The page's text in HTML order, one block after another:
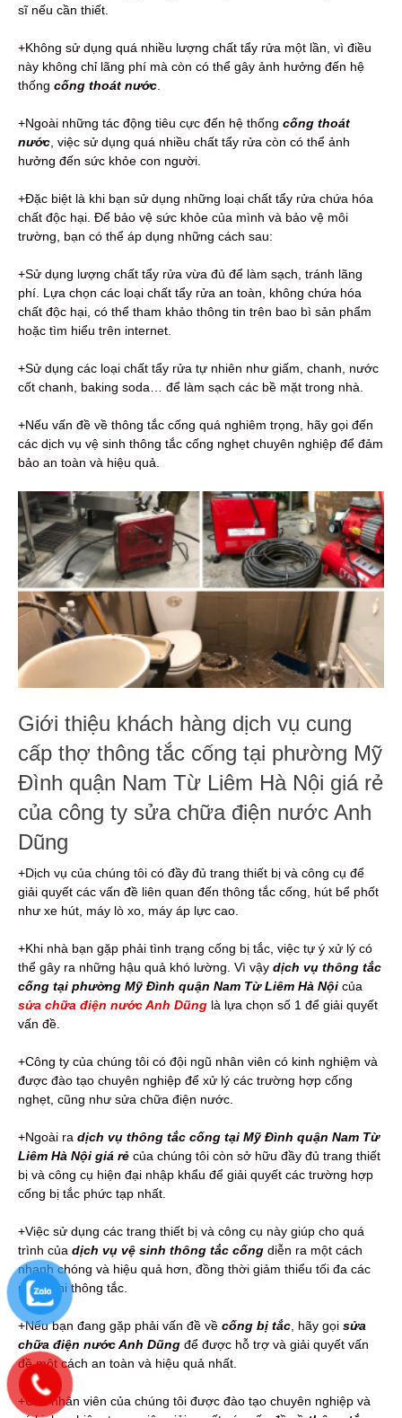
sĩ nếu cần thiết.
+Không sử dụng quá nhiều lượng chất tẩy rửa một lần, vì điều
này không chỉ lãng phí mà còn có thể gây ảnh hưởng đến hệ
thống cống thoát nước
+Ngoài những tác động tiêu cực đến hệ thống cống thoát
nước , việc sử dụng quá nhiều chất tẩy rửa còn có thể ảnh
hưởng đến sức khỏe con người.
+Đặc biệt là khi bạn sử dụng những loại chất tẩy rửa chứa hóa
chất độc hại. Để bảo vệ sức khỏe của mình và bảo vệ môi
trường, bạn có thể áp dụng những cách sau:
+Sử dụng lượng chất tẩy rửa vừa đủ để làm sạch, tránh lãng
phí. Lựa chọn các loại chất tẩy rửa an toàn, không chứa hóa
chất độc hại, có thể tham khảo thông tin trên bao bì sản phẩm
hoặc tìm hiểu trên internet.
+Sử dụng các loại chất tẩy rửa tự nhiên như giấm, chanh, nước
cốt chanh, baking soda… để làm sạch các bề mặt trong nhà.
+Nếu vấn đề về thông tắc cống quá nghiêm trọng, hãy gọi đến
các dịch vụ vệ sinh thông tắc cống nghẹt chuyên nghiệp để đảm
bảo an toàn và hiệu quả.
Giới thiệu khách hàng dịch vụ cung
cấp thợ thông tắc cống tại phường Mỹ
Đình quận Nam Từ Liêm Hà Nội giá rẻ
của công ty sửa chữa điện nước Anh
Dũng
+Dịch vụ của chúng tôi có đầy đủ trang thiết bị và công cụ để
giải quyết các vấn đề liên quan đến thông tắc cống, hút bể phốt
như xe hút, máy lò xo, máy áp lực cao.
+Khi nhà bạn gặp phải tình trạng cống bị tắc, việc tự ý xử lý có
thể gây ra những hậu quả khó lường. Vì vậy dịch vụ thông tắc
cống tại phường Mỹ Đình quận Nam Từ Liêm Hà Nội của
sửa chữa điện nước Anh Dũng là lựa chọn số 1 để giải quyết
vấn đề.
+Công ty của chúng tôi có đội ngũ nhân viên có kinh nghiệm và
được đào tạo chuyên nghiệp để xử lý các trường hợp cống
nghẹt, cũng như sửa chữa điện nước.
+Ngoài ra dịch vụ thông tắc cống tại Mỹ Đình quận Nam Từ
Liêm Hà Nội giá rẻ của chúng tôi còn sở hữu đầy đủ trang thiết
bị và công cụ hiện đại nhập khẩu để giải quyết các trường hợp
cống bị tắc phức tạp nhất.
+Việc sử dụng các trang thiết bị và công cụ này giúp cho quá
trình của dịch vụ vệ sinh thông tắc cống diễn ra một cách
nhanh chóng và hiệu quả hơn, đồng thời giảm thiểu tối đa các
rủi ro khi thông tắc.
+Nếu bạn đang gặp phải vấn đề về cống bị tắc , hãy gọi sửa
chữa điện nước Anh Dũng để được hỗ trợ và giải quyết vấn
đề một cách an toàn và hiệu quả nhất.
+Các nhân viên của chúng tôi được đào tạo chuyên nghiệp và